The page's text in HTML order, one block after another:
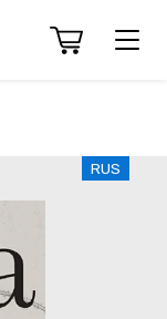
RUS